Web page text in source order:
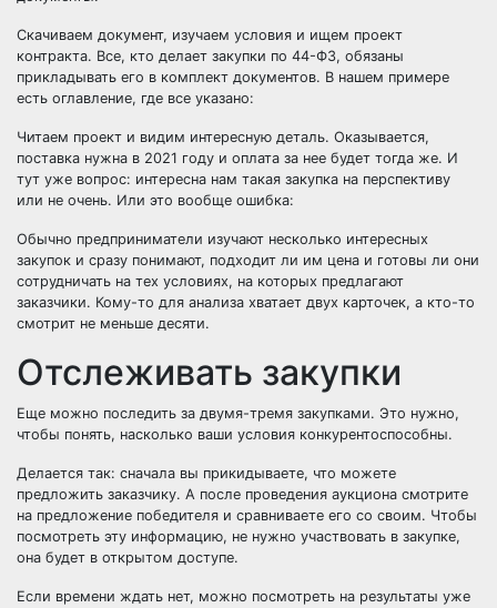
Скачиваем документ, изучаем условия и ищем проект
контракта. Все, кто делает закупки по 44-ФЗ, обязаны
прикладывать его в комплект документов. В нашем примере
есть оглавление, где все указано:
Читаем проект и видим интересную деталь. Оказывается,
поставка нужна в 2021 году и оплата за нее будет тогда же. И
тут уже вопрос: интересна нам такая закупка на перспективу
или не очень. Или это вообще ошибка:
Обычно предприниматели изучают несколько интересных
закупок и сразу понимают, подходит ли им цена и готовы ли они
сотрудничать на тех условиях, на которых предлагают
заказчики. Кому-то для анализа хватает двух карточек, а кто-то
смотрит не меньше десяти.
Отслеживать закупки
Еще можно последить за двумя-тремя закупками. Это нужно,
чтобы понять, насколько ваши условия конкурентоспособны.
Делается так: сначала вы прикидываете, что можете
предложить заказчику. А после проведения аукциона смотрите
на предложение победителя и сравниваете его со своим. Чтобы
посмотреть эту информацию, не нужно участвовать в закупке,
она будет в открытом доступе.
Если времени ждать нет, можно посмотреть на результаты уже